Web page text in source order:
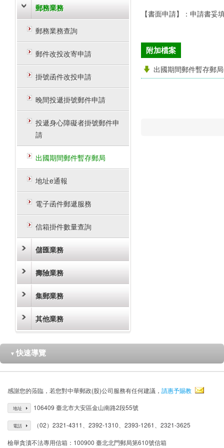
郵務業務
郵務業務查詢
郵件改投改寄申請
掛號函件改投申請
晚間投遞掛號郵件申請
投遞身心障礙者掛號郵件申
請
出國期間郵件暫存郵局
地址e通報
電子函件郵遞服務
信箱掛件數量查詢
儲匯業務
壽險業務
集郵業務
其他業務
【書面申請】：申請書
附加檔案
出國期間郵件暫存郵
▼ 快速導覽
感謝您的蒞臨，若您對中華郵政(股)公司服務有任何建議， 請惠予賜教
地址 106409 臺北市大安區金山南路2段55號
電話 （02）2321-4311、2392-1310、2393-1261、2321-3625
檢舉貪瀆不法專用信箱：100900 臺北北門郵局第610號信箱